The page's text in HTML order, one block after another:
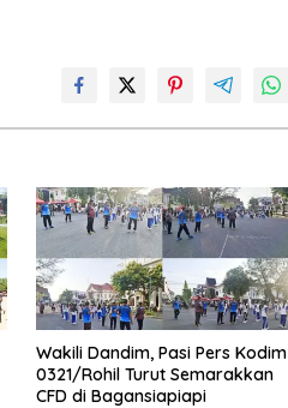
Wakili Dandim, Pasi Pers Kodim
0321/Rohil Turut Semarakkan
CFD di Bagansiapiapi